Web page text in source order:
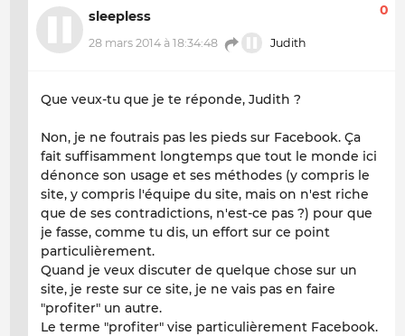
sleepless
28 mars 2014 à 18:34:48 Judith
0
Que veux-tu que je te réponde, Judith ?
Non, je ne foutrais pas les pieds sur Facebook. Ça
fait suffisamment longtemps que tout le monde ici
dénonce son usage et ses méthodes (y compris le
site, y compris l'équipe du site, mais on n'est riche
que de ses contradictions, n'est-ce pas ?) pour que
je fasse, comme tu dis, un effort sur ce point
particulièrement.
Quand je veux discuter de quelque chose sur un
site, je reste sur ce site, je ne vais pas en faire
"profiter" un autre.
Le terme "profiter" vise particulièrement Facebook.